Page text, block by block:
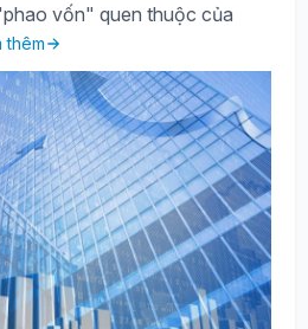
vốn" quen thuộc của
thêm